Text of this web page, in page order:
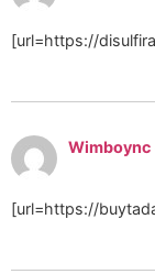
[url=https://
Wimboync
[url=https://